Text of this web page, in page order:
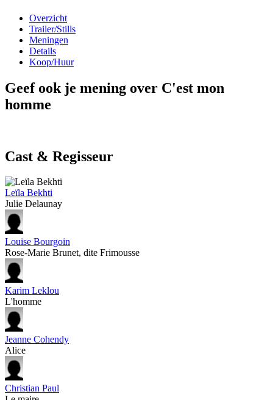
Overzicht
Trailer/Stills
Meningen
Details
Koop/Huur
Geef ook je mening over C'est mon
homme
Cast & Regisseur
Leïla Bekhti
Julie Delaunay
Louise Bourgoin
Rose-Marie Brunet, dite Frimousse
Karim Leklou
L'homme
Jeanne Cohendy
Alice
Christian Paul